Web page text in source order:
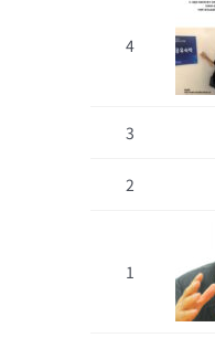
4
3
2
1